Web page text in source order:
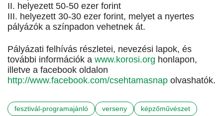
II. helyezett 50-50 ezer forint
III. helyezett 30-30 ezer forint, melyet a nyertes
pályázók a színpadon vehetnek át.
Pályázati felhívás részletei, nevezési lapok, és
további információk a www.korosi.org honlapon,
illetve a facebook oldalon
http://www.facebook.com/csehtamasnap olvashatók.
fesztivál-programajánló verseny
képzőművészet